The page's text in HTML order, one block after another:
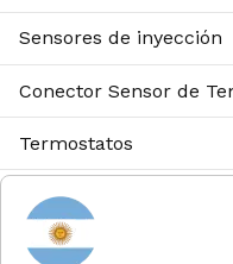
Sensores de inyección
Conector Sensor de
Termostatos